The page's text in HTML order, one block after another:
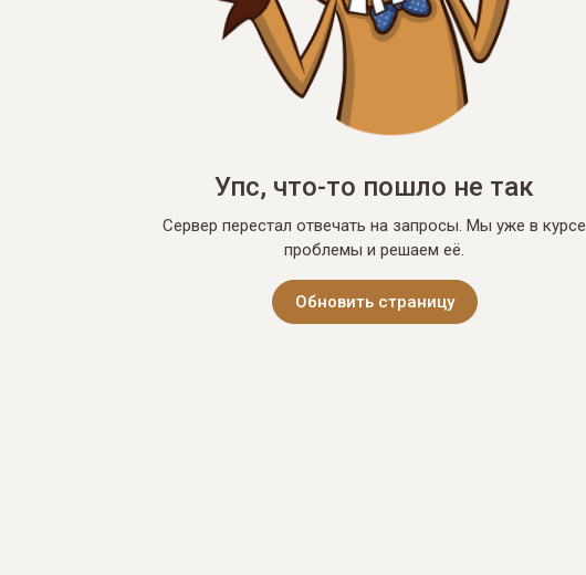
Упс, что-то пошло не так
Сервер перестал отвечать на запросы. Мы уже в курсе
проблемы и решаем её.
Обновить страницу